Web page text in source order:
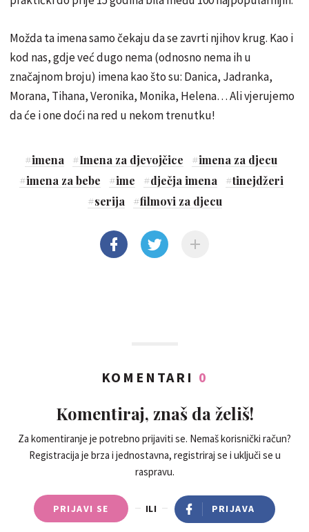
Možda ta imena samo čekaju da se zavrti njihov krug. Kao i
kod nas, gdje već dugo nema (odnosno nema ih u
značajnom broju) imena kao što su: Danica, Jadranka,
Morana, Tihana, Veronika, Monika, Helena… Ali vjerujemo
da će i one doći na red u nekom trenutku!
#imena #Imena za djevojčice #imena za djecu
#imena za bebe #ime #dječja imena #tinejdžeri
#serija #filmovi za djecu
KOMENTARI 0
Komentiraj, znaš da želiš!
Za komentiranje je potrebno prijaviti se. Nemaš korisnički račun?
Registracija je brza i jednostavna, registriraj se i uključi se u
raspravu.
PRIJAVI SE ILI PRIJAVA